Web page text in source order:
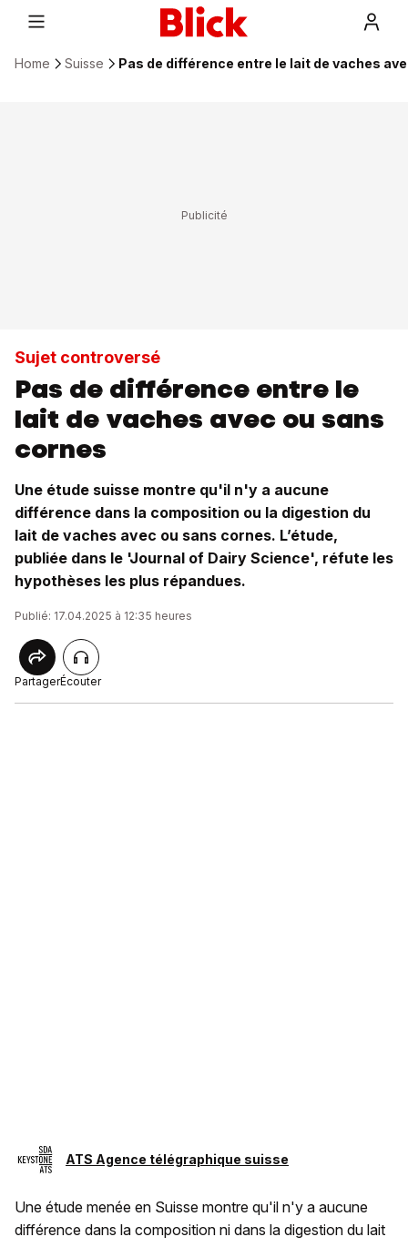
Home Suisse Pas de différence entre le lait de vaches
Sujet controversé
Pas de différence entre le
lait de vaches avec ou sans
cornes
Une étude suisse montre qu'il n'y a aucune
différence dans la composition ou la digestion du
lait de vaches avec ou sans cornes. L’étude,
publiée dans le 'Journal of Dairy Science', réfute les
hypothèses les plus répandues.
Publié: 17.04.2025 à 12:35 heures
PartagerÉcouter
ATS Agence télégraphique suisse
Une étude menée en Suisse montre qu'il n'y a aucune
différence dans la composition ni dans la digestion du lait